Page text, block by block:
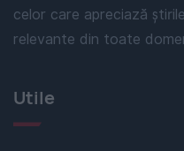
celor care apreciază
relevante din toate
Utile